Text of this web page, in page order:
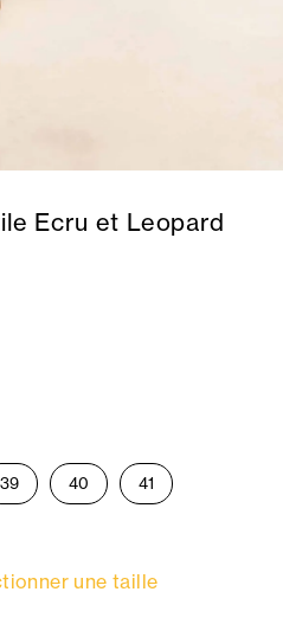
Ecru et Leopard
39 40 41
une taille